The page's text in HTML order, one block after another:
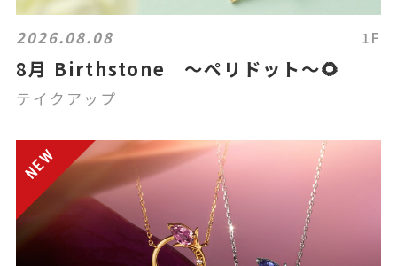
2026.08.08 1F
8月 Birthstone ～ペリドット～🌻
テイクアップ